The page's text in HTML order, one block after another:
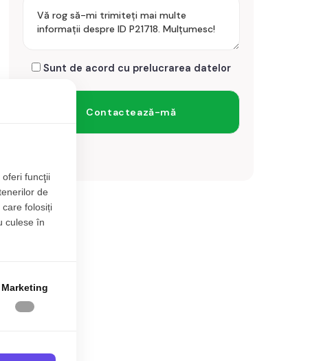
Sunt de acord cu prelucrarea datelor
funcţii
de
folosiți
culese în
Marketing